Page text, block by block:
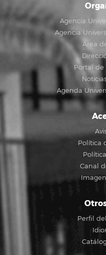
Agencia
Agencia
Área
Portal de
Agenda
Política
Canal
Perfil